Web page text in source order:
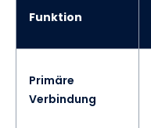
Funktion
Primäre
Verbindung